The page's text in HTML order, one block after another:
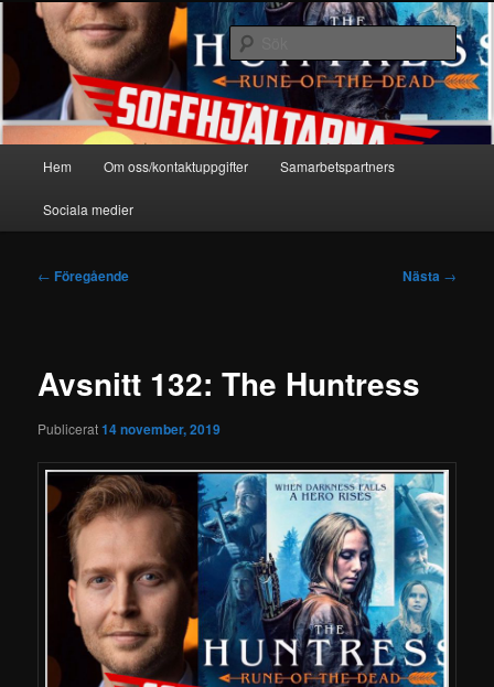
Hoppa
primärt
Soffhjältarna
En podcast om film, spel & andra nördigheter
Sök
Hem Om oss/kontaktuppgifter Samarbetspartners
Sociala medier
Inläggsnavigering
← Föregående Nästa →
Avsnitt 132: The Huntress
Publicerat14 november, 2019